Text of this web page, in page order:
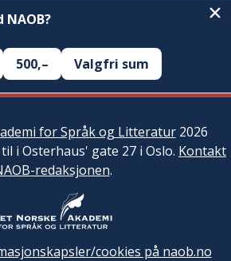
NAOB?
500,– Valgfri sum
for Språk og Litteratur2026
i Osterhaus' gate 27 i Oslo. Kontakt
redaksjonen.
cookies på naob.no